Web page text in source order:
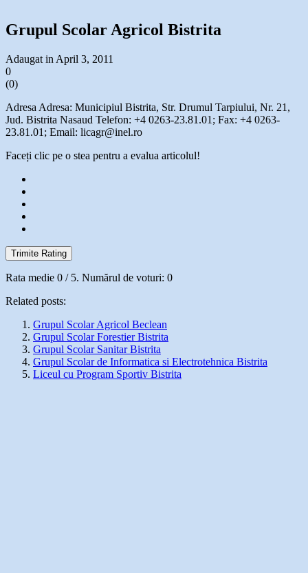
Grupul Scolar Agricol Bistrita
Adaugat in April 3, 2011
0
(0)
Adresa Adresa: Municipiul Bistrita, Str. Drumul Tarpiului, Nr. 21,
Jud. Bistrita Nasaud Telefon: +4 0263-23.81.01; Fax: +4 0263-
23.81.01; Email: licagr@inel.ro
Faceți clic pe o stea pentru a evalua articolul!
Trimite Rating
Rata medie 0 / 5. Numărul de voturi: 0
Related posts:
Grupul Scolar Agricol Beclean
Grupul Scolar Forestier Bistrita
Grupul Scolar Sanitar Bistrita
Grupul Scolar de Informatica si Electrotehnica Bistrita
Liceul cu Program Sportiv Bistrita